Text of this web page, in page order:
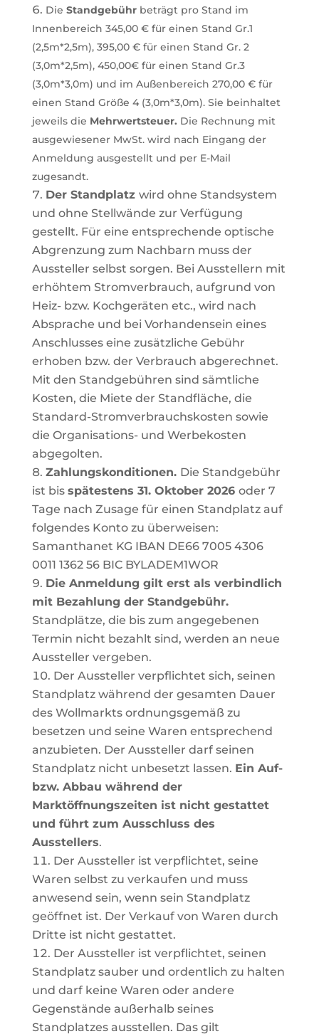
Die Standgebühr beträgt pro Stand im
Innenbereich 345,00 € für einen Stand Gr.1
(2,5m*2,5m), 395,00 € für einen Stand Gr. 2
(3,0m*2,5m), 450,00€ für einen Stand Gr.3
(3,0m*3,0m) und im Außenbereich 270,00 € für
einen Stand Größe 4 (3,0m*3,0m). Sie beinhaltet
jeweils die Mehrwertsteuer. Die Rechnung mit
ausgewiesener MwSt. wird nach Eingang der
Anmeldung ausgestellt und per E-Mail
zugesandt.
Der Standplatz wird ohne Standsystem
und ohne Stellwände zur Verfügung
gestellt. Für eine entsprechende optische
Abgrenzung zum Nachbarn muss der
Aussteller selbst sorgen. Bei Ausstellern mit
erhöhtem Stromverbrauch, aufgrund von
Heiz- bzw. Kochgeräten etc., wird nach
Absprache und bei Vorhandensein eines
Anschlusses eine zusätzliche Gebühr
erhoben bzw. der Verbrauch abgerechnet.
Mit den Standgebühren sind sämtliche
Kosten, die Miete der Standfläche, die
Standard-Stromverbrauchskosten sowie
die Organisations- und Werbekosten
abgegolten.
Zahlungskonditionen. Die Standgebühr
ist bis spätestens 31. Oktober 2026 oder 7
Tage nach Zusage für einen Standplatz auf
folgendes Konto zu überweisen:
Samanthanet KG IBAN DE66 7005 4306
0011 1362 56 BIC BYLADEM1WOR
Die Anmeldung gilt erst als verbindlich
mit Bezahlung der Standgebühr.
Standplätze, die bis zum angegebenen
Termin nicht bezahlt sind, werden an neue
Aussteller vergeben.
Der Aussteller verpflichtet sich, seinen
Standplatz während der gesamten Dauer
des Wollmarkts ordnungsgemäß zu
besetzen und seine Waren entsprechend
anzubieten. Der Aussteller darf seinen
Standplatz nicht unbesetzt lassen. Ein Auf-
bzw. Abbau während der
Marktöffnungszeiten ist nicht gestattet
und führt zum Ausschluss des
Ausstellers.
Der Aussteller ist verpflichtet, seine
Waren selbst zu verkaufen und muss
anwesend sein, wenn sein Standplatz
geöffnet ist. Der Verkauf von Waren durch
Dritte ist nicht gestattet.
Der Aussteller ist verpflichtet, seinen
Standplatz sauber und ordentlich zu halten
und darf keine Waren oder andere
Gegenstände außerhalb seines
Standplatzes ausstellen. Das gilt